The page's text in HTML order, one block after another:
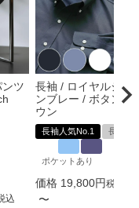
ツ
込
長袖 / ロイヤルシャ
ンブレー / ボタンダ
ウン
長袖人気No.1 長袖
ポケットあり
価格 19,800 税込
〜